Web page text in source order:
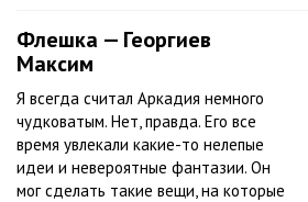
Флешка — Георгиев
Максим
Я всегда считал Аркадия немного
чудковатым. Нет, правда. Его все
время увлекали какие-то нелепые
идеи и невероятные фантазии. Он
мог сделать такие вещи, на которые